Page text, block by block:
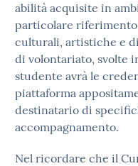
abilità acquisite in
particolare
culturali, artistiche e
di volontariato, svolte
studente avrà le
piattaforma
destinatario di
accompagnamento.
Nel ricordare che il